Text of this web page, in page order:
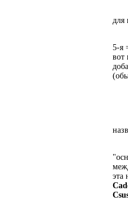
для
5-я
вот
эта